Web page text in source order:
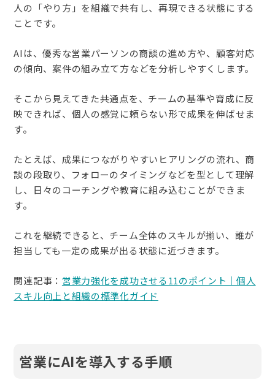
人の「やり方」を組織で共有し、再現できる状態にする
ことです。
AIは、優秀な営業パーソンの商談の進め方や、顧客対応
の傾向、案件の組み立て方などを分析しやすくします。
そこから見えてきた共通点を、チームの基準や育成に反
映できれば、個人の感覚に頼らない形で成果を伸ばせま
す。
たとえば、成果につながりやすいヒアリングの流れ、商
談の段取り、フォローのタイミングなどを型として理解
し、日々のコーチングや教育に組み込むことができま
す。
これを継続できると、チーム全体のスキルが揃い、誰が
担当しても一定の成果が出る状態に近づきます。
関連記事： 営業力強化を成功させる11のポイント｜個人
スキル向上と組織の標準化ガイド
営業にAIを導入する手順